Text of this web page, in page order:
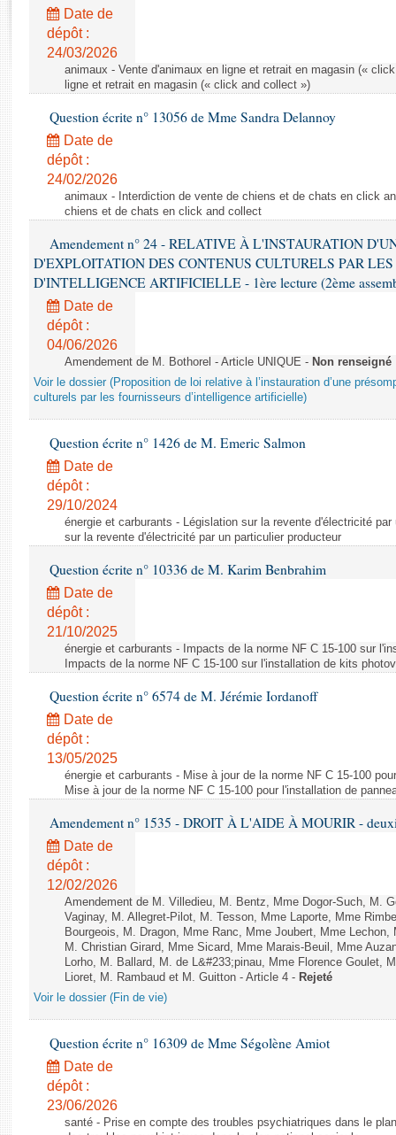
Rapports législatifs
Rapports sur l'application des lois
Baromètre de l’application des lois
Dossiers législatifs
Budget et sécurité sociale
Questions écrites et orales
Comptes rendus des débats
Date de
dépôt :
24/03/2026
animaux - Vente d'animaux en ligne et retrait en magasin («
ligne et retrait en magasin (« click and collect »)
Question écrite n° 13056 de Mme Sandra Delannoy
Date de
dépôt :
24/02/2026
animaux - Interdiction de vente de chiens et de chats en click
chiens et de chats en click and collect
Amendement n° 24 - RELATIVE À L'INSTAURATION
D'EXPLOITATION DES CONTENUS CULTURELS PAR LES
D'INTELLIGENCE ARTIFICIELLE - 1ère lecture (2ème
Date de
dépôt :
04/06/2026
Amendement de M. Bothorel - Article UNIQUE - Non renseigné
Voir le dossier (Proposition de loi relative à l’instauration d’une
culturels par les fournisseurs d’intelligence artificielle)
Question écrite n° 1426 de M. Emeric Salmon
Date de
dépôt :
29/10/2024
énergie et carburants - Législation sur la revente d'électricité
sur la revente d'électricité par un particulier producteur
Question écrite n° 10336 de M. Karim Benbrahim
Date de
dépôt :
21/10/2025
énergie et carburants - Impacts de la norme NF C 15-100 sur
Impacts de la norme NF C 15-100 sur l'installation de kits
Question écrite n° 6574 de M. Jérémie Iordanoff
Date de
dépôt :
13/05/2025
énergie et carburants - Mise à jour de la norme NF C 15-100
Mise à jour de la norme NF C 15-100 pour l'installation de
Amendement n° 1535 - DROIT À L'AIDE À MOURIR -
Date de
dépôt :
12/02/2026
Amendement de M. Villedieu, M. Bentz, Mme Dogor-Such, M.
Vaginay, M. Allegret-Pilot, M. Tesson, Mme Laporte, Mme
Bourgeois, M. Dragon, Mme Ranc, Mme Joubert, Mme
M. Christian Girard, Mme Sicard, Mme Marais-Beuil, Mme
Lorho, M. Ballard, M. de L&#233;pinau, Mme Florence Goulet,
Lioret, M. Rambaud et M. Guitton - Article 4 - Rejeté
Voir le dossier (Fin de vie)
Question écrite n° 16309 de Mme Ségolène Amiot
Date de
dépôt :
23/06/2026
santé - Prise en compte des troubles psychiatriques dans le